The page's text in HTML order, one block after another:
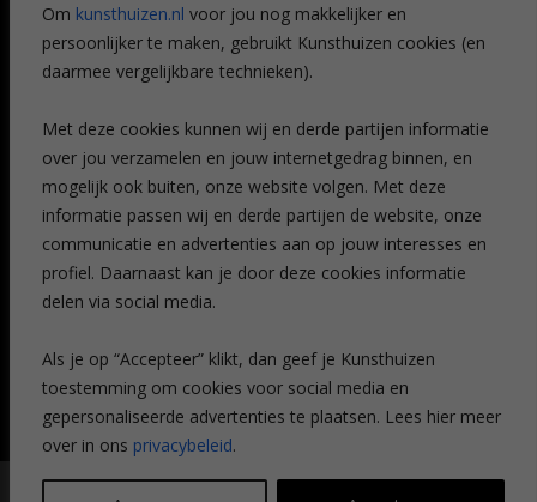
Om kunsthuizen.nl voor jou nog makkelijker en
persoonlijker te maken, gebruikt Kunsthuizen cookies (en
daarmee vergelijkbare technieken).
Met deze cookies kunnen wij en derde partijen informatie
over jou verzamelen en jouw internetgedrag binnen, en
mogelijk ook buiten, onze website volgen. Met deze
informatie passen wij en derde partijen de website, onze
communicatie en advertenties aan op jouw interesses en
profiel. Daarnaast kan je door deze cookies informatie
delen via social media.
Als je op “Accepteer” klikt, dan geef je Kunsthuizen
toestemming om cookies voor social media en
gepersonaliseerde advertenties te plaatsen. Lees hier meer
over in ons privacybeleid.
Veelgestelde vragen
CONTACT
Leiden
Amsterdam
Breda
Favorieten
Mijn art alert
NIEUWSBRIEF
© Kunsthuizen 2026 All rights reserved | Disclaimer